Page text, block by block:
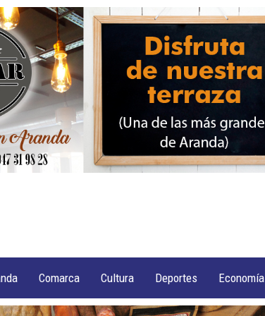
Comarca Cultura Deportes Economía